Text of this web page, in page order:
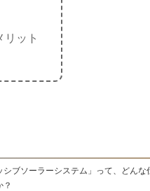
ット
シブソーラーシステム」って、どんな
？